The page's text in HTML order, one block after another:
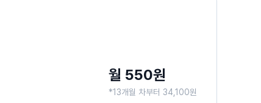
월 550원
*13개월 차부터 34,100원